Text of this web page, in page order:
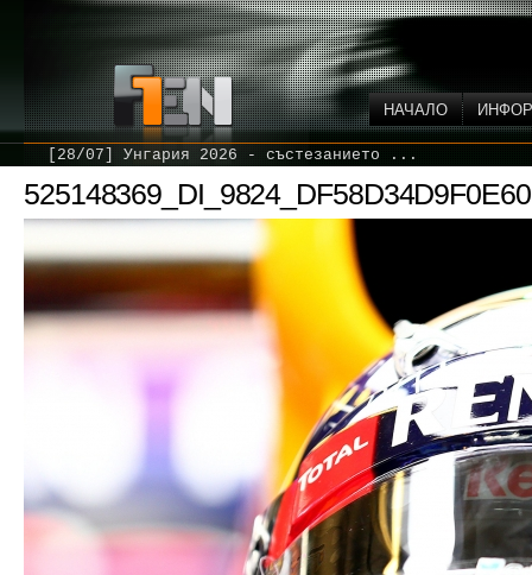
НАЧАЛО
[28/07] Унгария 2026 - състезанието ...